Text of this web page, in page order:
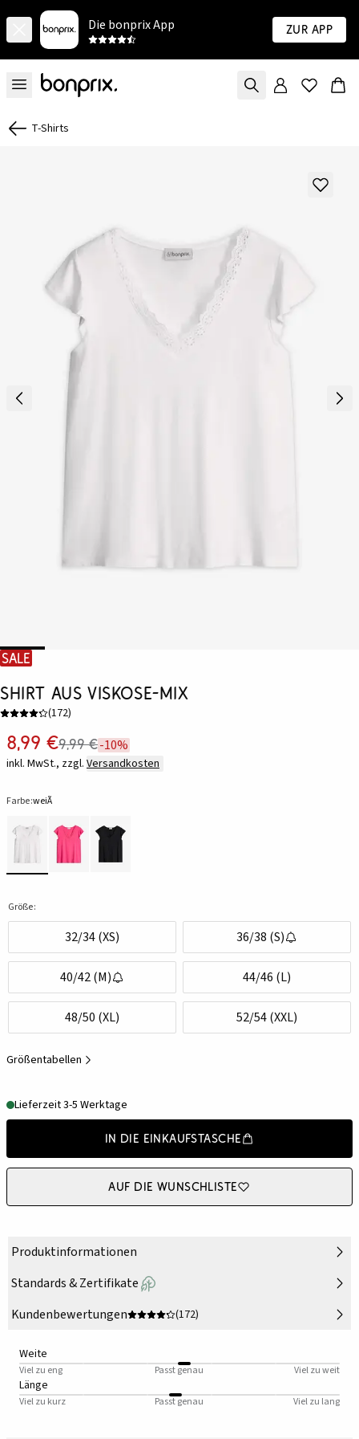
Die bonprix App Zur App
T-Shirts
SALE
Shirt aus Viskose-Mix
(172)
8,99 €9,99 €-10%
inkl. MwSt., zzgl. Versandkosten
Farbe:weiÃ
Größe:
32/34 (XS) 36/38 (S)
40/42 (M) 44/46 (L)
48/50 (XL) 52/54 (XXL)
Größentabellen
Lieferzeit 3-5 Werktage
In die Einkaufstasche
Auf die Wunschliste
Produktinformationen
Standards & Zertifikate
Kundenbewertungen
(172)
Weite
Viel zu eng Passt genau Viel zu weit
Länge
Viel zu kurz Passt genau Viel zu lang